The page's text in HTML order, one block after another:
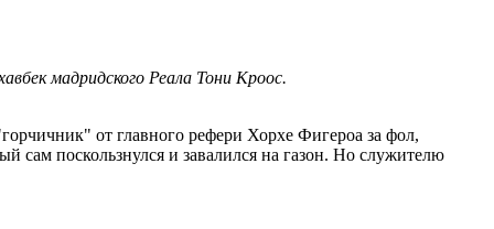
мадридского Реала Тони Кроос.
от главного рефери Хорхе Фигероа за фол,
сам поскользнулся и завалился на газон. Но служителю